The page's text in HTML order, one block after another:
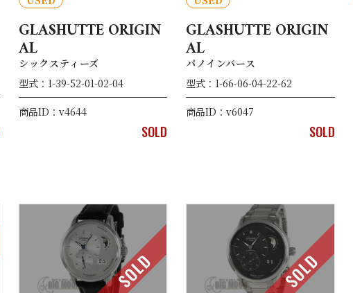
GLASHUTTE ORIGIN
AL
シックスティーズ
型式：1-39-52-01-02-04
商品ID：v4644
SOLD
GLASHUTTE ORIGIN
AL
パノインバース
型式：1-66-06-04-22-62
商品ID：v6047
SOLD
SOLD SOLD